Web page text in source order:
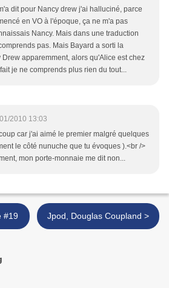
dit pour Nancy drew j'ai halluciné, parce
en VO à l'époque, ça ne m'a pas
Nancy. Mais dans une traduction
pas. Mais Bayard a sorti la
apparemment, alors qu'Alice est chez
je ne comprends plus rien du tout...
2010 13:03
car j'ai aimé le premier malgré quelques
le côté nunuche que tu évoques ).<br />
mon porte-monnaie me dit non...
#19 Jpod, Douglas Coupland >